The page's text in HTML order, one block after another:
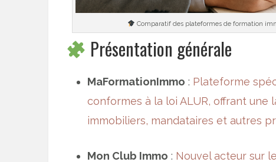
Comparatif des plateformes de formation
Présentation générale
MaFormationImmo : Plateforme
conformes à la loi ALUR, offrant une
immobiliers, mandataires et autres
Mon Club Immo : Nouvel acteur sur